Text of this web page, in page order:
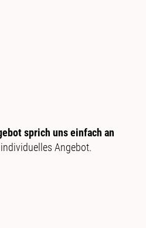
sprich uns einfach an
Angebot.